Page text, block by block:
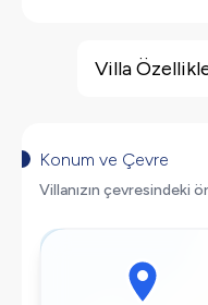
Deniz Manzarası
Saç Kurutma Makinası
Bulaşık Makinesi
Buzdolabı
Villa
Konum ve Çevre
Villanızın çevresindeki